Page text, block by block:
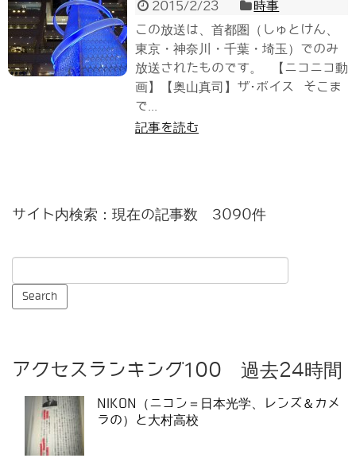
2015/2/23
時事
この放送は、首都圏（しゅとけん、
東京・神奈川・千葉・埼玉）でのみ
放送されたものです。 【ニコニコ動
画】【奥山真司】ザ･ボイス そこま
で...
記事を読む
サイト内検索：現在の記事数 3090件
アクセスランキング100 過去24時間
NIKON（ニコン＝日本光学、レンズ＆カメ
ラの）と大村高校